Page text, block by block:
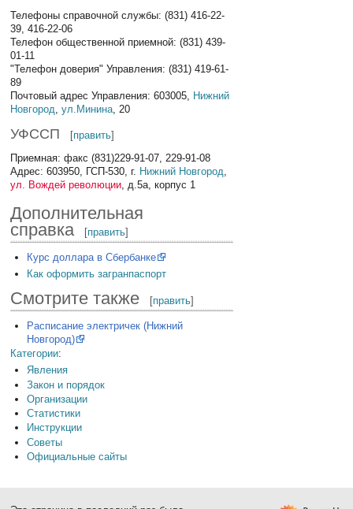
Телефоны справочной службы: (831) 416-22-
39, 416-22-06
Телефон общественной приемной: (831) 439-
01-11
"Телефон доверия" Управления: (831) 419-61-
89
Почтовый адрес Управления: 603005, Нижний
Новгород ,ул.Минина , 20
УФССП [править]
Приемная: факс (831)229-91-07, 229-91-08
Адрес: 603950, ГСП-530, г. Нижний Новгород
ул. Вождей революции , д.5а, корпус 1
Дополнительная
справка
[править]
Курс доллара в Сбербанке
Как оформить загранпаспорт
Смотрите также [править]
Расписание электричек (Нижний
Новгород)
Категории:
Явления
Закон и порядок
Организации
Статистики
Инструкции
Советы
Официальные сайты